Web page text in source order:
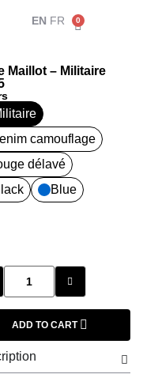
EN FR 0
Maillot – Militaire
camouflage
délavé
Blue
ADD TO CART
My Account